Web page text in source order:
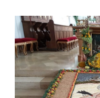
Zeige
grösseres
Bild